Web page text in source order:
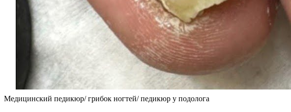
Медицинский педикюр/ грибок ногтей/ педикюр у подолога